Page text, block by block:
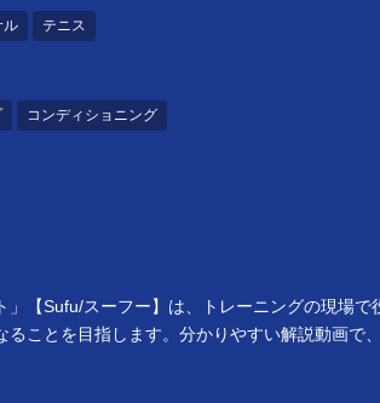
ル テニス
コンディショニング
」【Sufu/スーフー】は、トレーニングの現場
ことを目指します。分かりやすい解説動画